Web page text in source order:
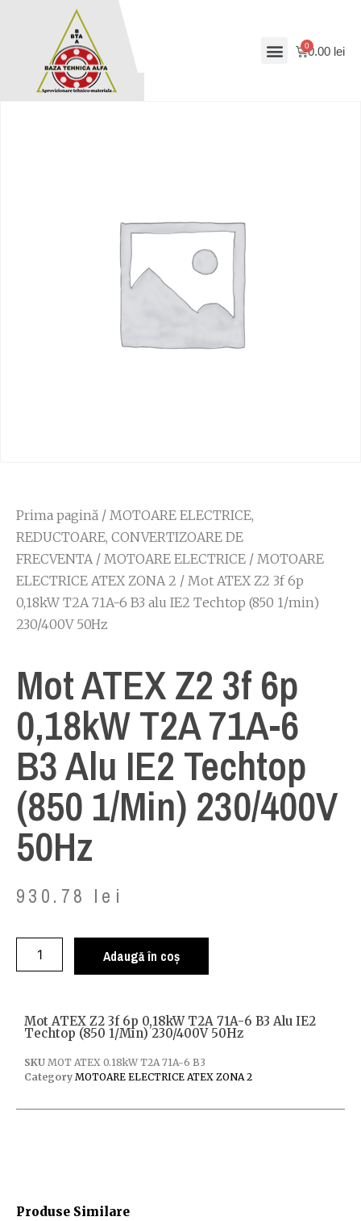
0.00 lei
Prima pagină / MOTOARE ELECTRICE,
REDUCTOARE, CONVERTIZOARE DE
FRECVENTA/ MOTOARE ELECTRICE / MOTOARE
ELECTRICE ATEX ZONA 2 / Mot ATEX Z2 3f 6p
0,18kW T2A 71A-6 B3 alu IE2 Techtop (850 1/min)
230/400V 50Hz
Mot ATEX Z2 3f 6p
0,18kW T2A 71A-6
B3 Alu IE2 Techtop
(850 1/min) 230/400V
50Hz
930.78 lei
Adaugă în coș
Produse Similare
Mot ATEX Z2 3f 6p 0,18kW T2A 71A-6 B3 Alu IE2
Techtop (850 1/min) 230/400V 50Hz
SKU MOT ATEX 0.18kW T2A 71A-6 B3
Category MOTOARE ELECTRICE ATEX ZONA 2